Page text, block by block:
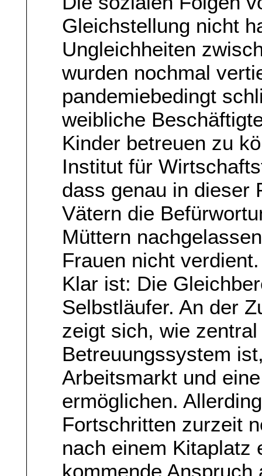
Gleichstellung nicht
Ungleichheiten
wurden nochmal
pandemiebedingt
weibliche
Kinder betreuen zu
Institut für
dass genau in dieser
Vätern die
Müttern
Frauen nicht verdient.
Klar ist: Die
Selbstläufer. An der
zeigt sich, wie
Betreuungssystem
Arbeitsmarkt und
ermöglichen.
Fortschritten zurzeit
nach einem Kitaplatz
kommende